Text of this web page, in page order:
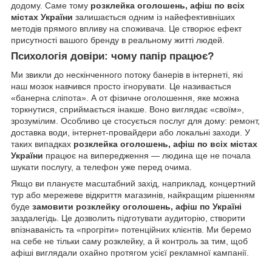
додому. Саме тому розклейка оголошень, афіш по всіх
містах України залишається одним із найефективніших
методів прямого впливу на споживача. Це створює ефект
присутності вашого бренду в реальному житті людей.
Психологія довіри: чому папір працює?
Ми звикли до нескінченного потоку банерів в інтернеті, які
наш мозок навчився просто ігнорувати. Це називається
«банерна сліпота». А от фізичне оголошення, яке можна
торкнутися, сприймається інакше. Воно виглядає «своїм»,
зрозумілим. Особливо це стосується послуг для дому: ремонт,
доставка води, інтернет-провайдери або локальні заходи. У
таких випадках розклейка оголошень, афіш по всіх містах
України працює на випередження — людина ще не почала
шукати послугу, а телефон уже перед очима.
Якщо ви плануєте масштабний захід, наприклад, концертний
тур або мережеве відкриття магазинів, найкращим рішенням
буде замовити розклейку оголошень, афіш по Україні
заздалегідь. Це дозволить підготувати аудиторію, створити
впізнаваність та «прогріти» потенційних клієнтів. Ми беремо
на себе не тільки саму розклейку, а й контроль за тим, щоб
афіші виглядали охайно протягом усієї рекламної кампанії.